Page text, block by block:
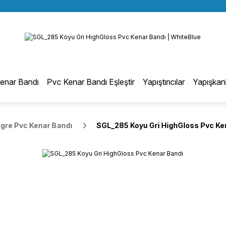
BÜTÜN ALIŞVERİŞLERİNİZDE KARGO BEDAVA!
KREDİ KARTINA 6 TAKSİT SEÇENEĞİ
Bandı Pvc Kenar Bandı Eşleştir Yapıştırıcılar
Pvc Kenar Bandı SGL_285 Koyu Gri HighGloss Pvc
Eğri Kenar Hotmelt Tutkalı